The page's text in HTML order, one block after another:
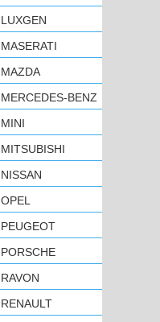
LUXGEN
MASERATI
MAZDA
MERCEDES-BENZ
MINI
MITSUBISHI
NISSAN
OPEL
PEUGEOT
PORSCHE
RAVON
RENAULT